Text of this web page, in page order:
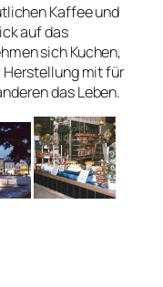
Kaffee und
auf das
sich Kuchen,
Herstellung mit für
das Leben.